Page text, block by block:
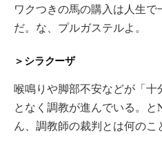
ワクつきの馬の購入は人生
だ。な、プルガステルよ。
＞シラクーザ
喉鳴りや脚部不安などが「
となく調教が進んでいる。
ん、調教師の裁判とは何のこ